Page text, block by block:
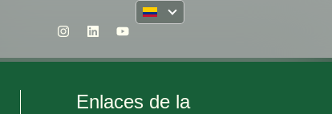
Enlaces de la